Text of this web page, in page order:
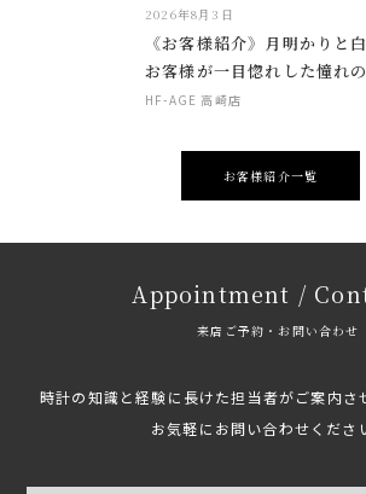
2026年8月3日
《お客様紹介》月明かりと
お客様が一目惚れした憧れ
HF-AGE 高崎店
お客様紹介一覧
Appointment /
来店ご予約・お問い合わせ
時計の知識と経験に長けた担当者がご案内さ
お気軽にお問い合わせくださ